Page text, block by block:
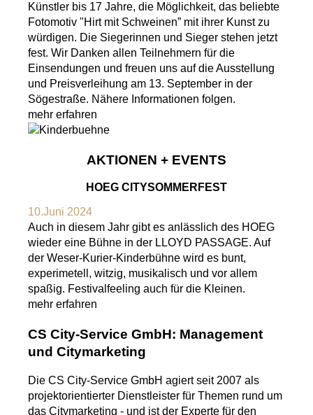
Künstler bis 17 Jahre, die Möglichkeit, das beliebte
Fotomotiv "Hirt mit Schweinen” mit ihrer Kunst zu
würdigen. Die Siegerinnen und Sieger stehen jetzt
fest. Wir Danken allen Teilnehmern für die
Einsendungen und freuen uns auf die Ausstellung
und Preisverleihung am 13. September in der
Sögestraße. Nähere Informationen folgen.
mehr erfahren
AKTIONEN + EVENTS
HOEG CITYSOMMERFEST
10.Juni 2024
Auch in diesem Jahr gibt es anlässlich des HOEG
wieder eine Bühne in der LLOYD PASSAGE. Auf
der Weser-Kurier-Kinderbühne wird es bunt,
experimetell, witzig, musikalisch und vor allem
spaßig. Festivalfeeling auch für die Kleinen.
mehr erfahren
CS City-Service GmbH: Management
und Citymarketing
Die CS City-Service GmbH agiert seit 2007 als
projektorientierter Dienstleister für Themen rund um
das Citymarketing - und ist der Experte für den